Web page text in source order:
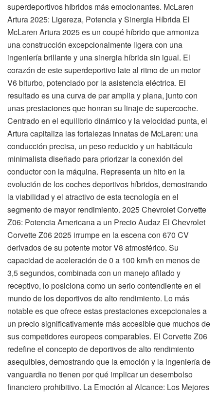
superdeportivos híbridos más emocionantes. McLaren
Artura 2025: Ligereza, Potencia y Sinergia Híbrida El
McLaren Artura 2025 es un coupé híbrido que armoniza
una construcción excepcionalmente ligera con una
ingeniería brillante y una sinergia híbrida sin igual. El
corazón de este superdeportivo late al ritmo de un motor
V6 biturbo, potenciado por la asistencia eléctrica. El
resultado es una curva de par amplia y plana, junto con
unas prestaciones que honran su linaje de supercoche.
Centrado en el equilibrio dinámico y la velocidad punta, el
Artura capitaliza las fortalezas innatas de McLaren: una
conducción precisa, un peso reducido y un habitáculo
minimalista diseñado para priorizar la conexión del
conductor con la máquina. Representa un hito en la
evolución de los coches deportivos híbridos, demostrando
la viabilidad y el atractivo de esta tecnología en el
segmento de mayor rendimiento. 2025 Chevrolet Corvette
Z06: Potencia Americana a un Precio Audaz El Chevrolet
Corvette Z06 2025 irrumpe en la escena con 670 CV
derivados de su potente motor V8 atmosférico. Su
capacidad de aceleración de 0 a 100 km/h en menos de
3,5 segundos, combinada con un manejo afilado y
receptivo, lo posiciona como un serio contendiente en el
mundo de los deportivos de alto rendimiento. Lo más
notable es que ofrece estas prestaciones excepcionales a
un precio significativamente más accesible que muchos de
sus competidores europeos comparables. El Corvette Z06
redefine el concepto de deportivos de alto rendimiento
asequibles, demostrando que la emoción y la ingeniería de
vanguardia no tienen por qué implicar un desembolso
financiero prohibitivo. La Emoción al Alcance: Los Mejores